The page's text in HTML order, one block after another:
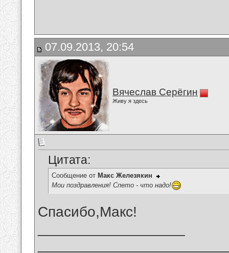
07.09.2013, 20:54
Вячеслав Серёгин
Живу я здесь
Цитата:
Сообщение от Макс Железякин
Мои поздравления! Спето - что надо!
Спасибо,Макс!